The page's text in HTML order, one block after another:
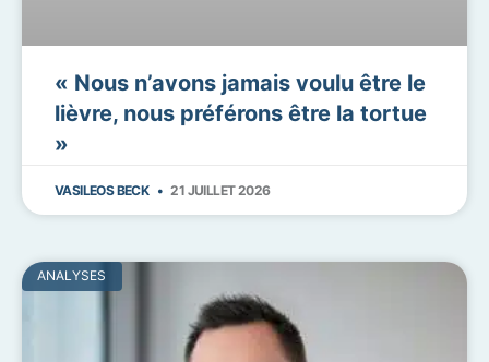
« Nous n’avons jamais voulu être le
lièvre, nous préférons être la tortue
»
VASILEOS BECK 21 JUILLET 2026
ANALYSES